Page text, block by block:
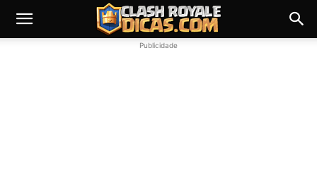
Publicidade